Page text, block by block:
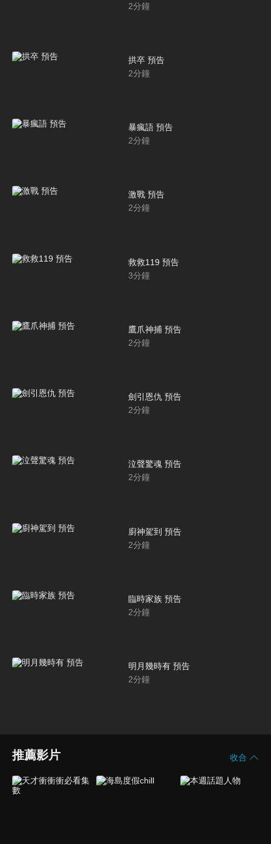
2分鐘
拱卒 預告
2分鐘
暴瘋語 預告
2分鐘
激戰 預告
2分鐘
救救119 預告
3分鐘
鷹爪神捕 預告
2分鐘
劍引恩仇 預告
2分鐘
泣聲驚魂 預告
2分鐘
廚神駕到 預告
2分鐘
臨時家族 預告
2分鐘
明月幾時有 預告
2分鐘
推薦影片 收合